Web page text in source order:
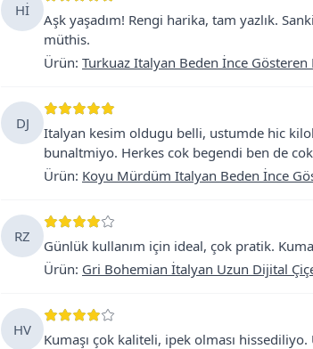
Hİ
Aşk yaşadım! Rengi harika, tam yazlık.
müthis.
Ürün: Turkuaz Italyan Beden İnce Gösteren
DJ
Italyan kesim oldugu belli, ustumde hic
bunaltmiyo. Herkes cok begendi ben de
Ürün: Koyu Mürdüm Italyan Beden İnce
RZ
Günlük kullanım için ideal, çok pratik.
Ürün: Gri Bohemian İtalyan Uzun Dijital
HV
Kumaşı çok kaliteli, ipek olması